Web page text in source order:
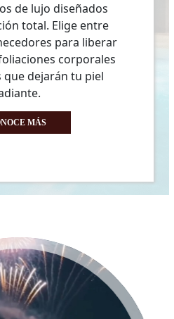
de lujo diseñados
total. Elige entre
para liberar
corporales
que dejarán tu piel
MÁS